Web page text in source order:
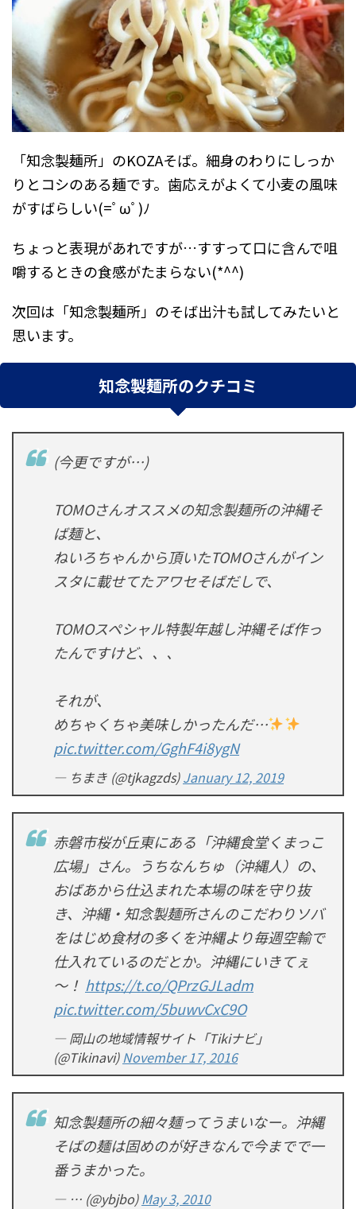
「知念製麺所」のKOZAそば。細身のわりにしっか
りとコシのある麺です。歯応えがよくて小麦の風味
がすばらしい(=ﾟωﾟ)ﾉ
ちょっと表現があれですが…すすって口に含んで咀
嚼するときの食感がたまらない(*^^)
次回は「知念製麺所」のそば出汁も試してみたいと
思います。
知念製麺所のクチコミ
(今更ですが…)
TOMOさんオススメの知念製麺所の沖縄そ
ば麺と、
ねいろちゃんから頂いたTOMOさんがイン
スタに載せてたアワセそばだしで、
TOMOスペシャル特製年越し沖縄そば作っ
たんですけど、、、
それが、
めちゃくちゃ美味しかったんだ…
pic.twitter.com/GghF4i8ygN
— ちまき (@tjkagzds)January 12, 2019
赤磐市桜が丘東にある「沖縄食堂くまっこ
広場」さん。うちなんちゅ（沖縄人）の、
おばあから仕込まれた本場の味を守り抜
き、沖縄・知念製麺所さんのこだわりソバ
をはじめ食材の多くを沖縄より毎週空輸で
仕入れているのだとか。沖縄にいきてぇ
～！ https://t.co/QPrzGJLadm
pic.twitter.com/5buwvCxC9O
— 岡山の地域情報サイト「Tikiナビ」
(@Tikinavi) November 17, 2016
知念製麺所の細々麺ってうまいなー。沖縄
そばの麺は固めのが好きなんで今までで一
番うまかった。
— … (@ybjbo) May 3, 2010